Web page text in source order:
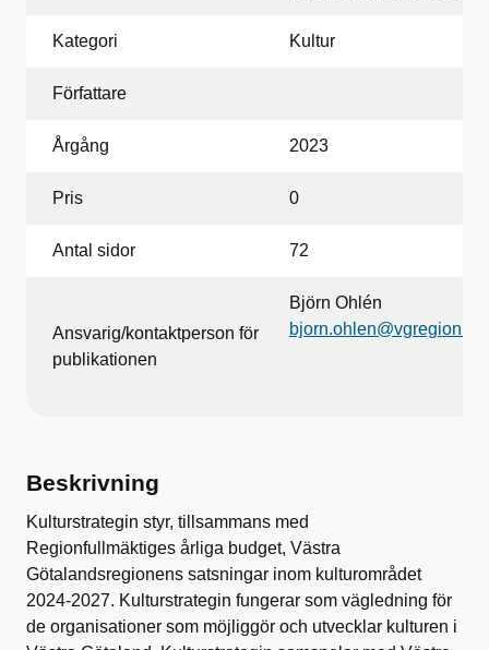
Kategori Kultur
Författare
Årgång 2023
Pris 0
Antal sidor 72
Ansvarig/kontaktperson för
publikationen
Björn Ohlén
bjorn.ohlen@vgregion.se
Beskrivning
Kulturstrategin styr, tillsammans med
Regionfullmäktiges årliga budget, Västra
Götalandsregionens satsningar inom kulturområdet
2024-2027. Kulturstrategin fungerar som vägledning för
de organisationer som möjliggör och utvecklar kulturen i